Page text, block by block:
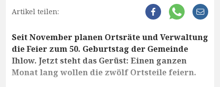
Artikel teilen:
Seit November planen Ortsräte und Verwaltung
die Feier zum 50. Geburtstag der Gemeinde
Ihlow. Jetzt steht das Gerüst: Einen ganzen
Monat lang wollen die zwölf Ortsteile feiern.